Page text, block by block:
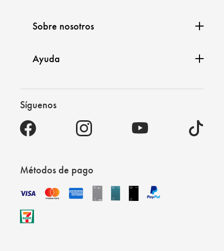
Sobre nosotros
Ayuda
Síguenos
Métodos de pago